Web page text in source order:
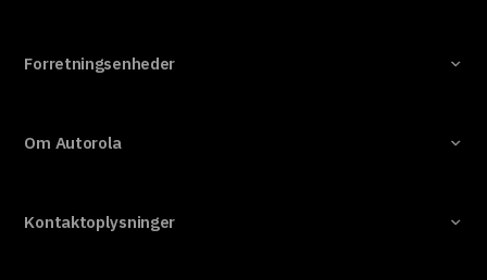
Forretningsenheder
Om Autorola
Kontaktoplysninger